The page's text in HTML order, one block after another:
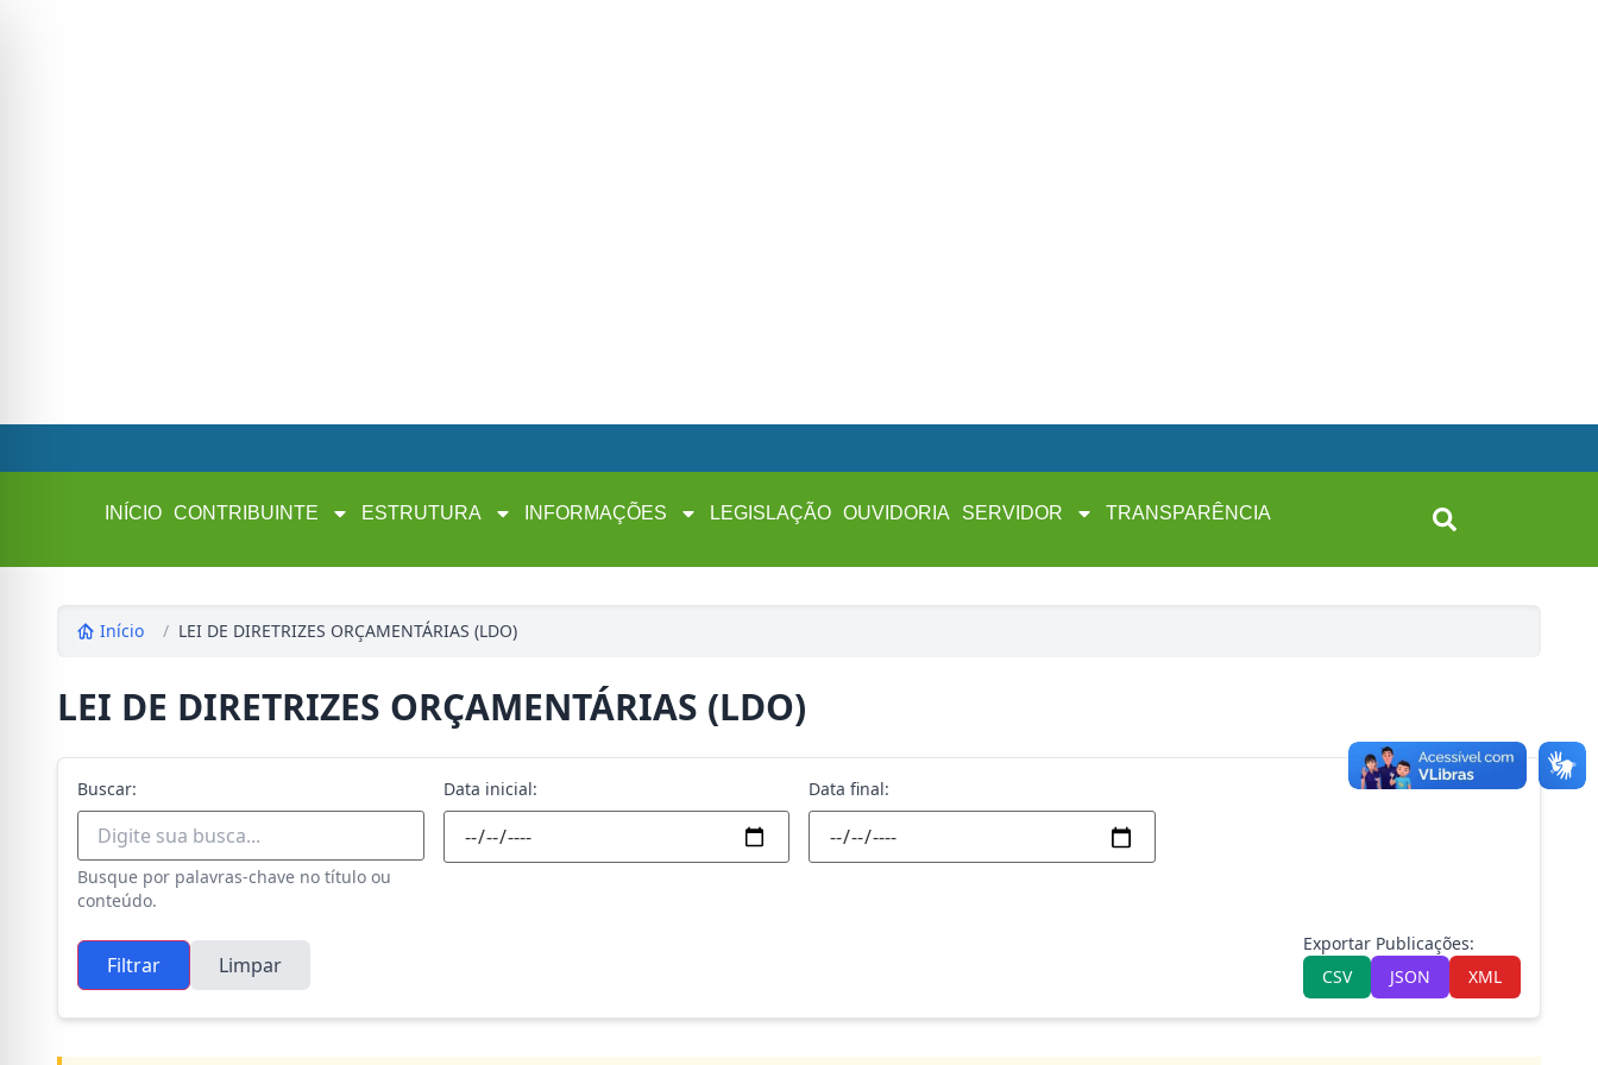
INÍCIO CONTRIBUINTE ESTRUTURA INFORMAÇÕES LEGISLAÇÃO OUVIDORIA SERVIDOR TRANSPARÊNCIA
Início / LEI DE DIRETRIZES ORÇAMENTÁRIAS (LDO)
LEI DE DIRETRIZES ORÇAMENTÁRIAS (LDO)
Buscar:
Busque por palavras-chave no título ou
conteúdo.
Data inicial: Data final:
Filtrar Limpar
Exportar Publicações:
CSV
JSON XML